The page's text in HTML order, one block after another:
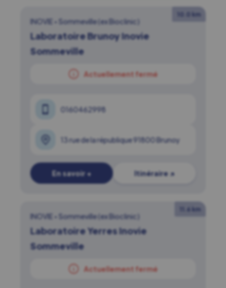
10.0 km
INOVIE • Sommeville (ex Bioclinic)
Laboratoire Brunoy Inovie
Sommeville
Actuellement fermé
0160462998
13 rue de la république 91800 Brunoy
En savoir + Itinéraire ↗
11.6 km
INOVIE • Sommeville (ex Bioclinic)
Laboratoire Yerres Inovie
Sommeville
Actuellement fermé